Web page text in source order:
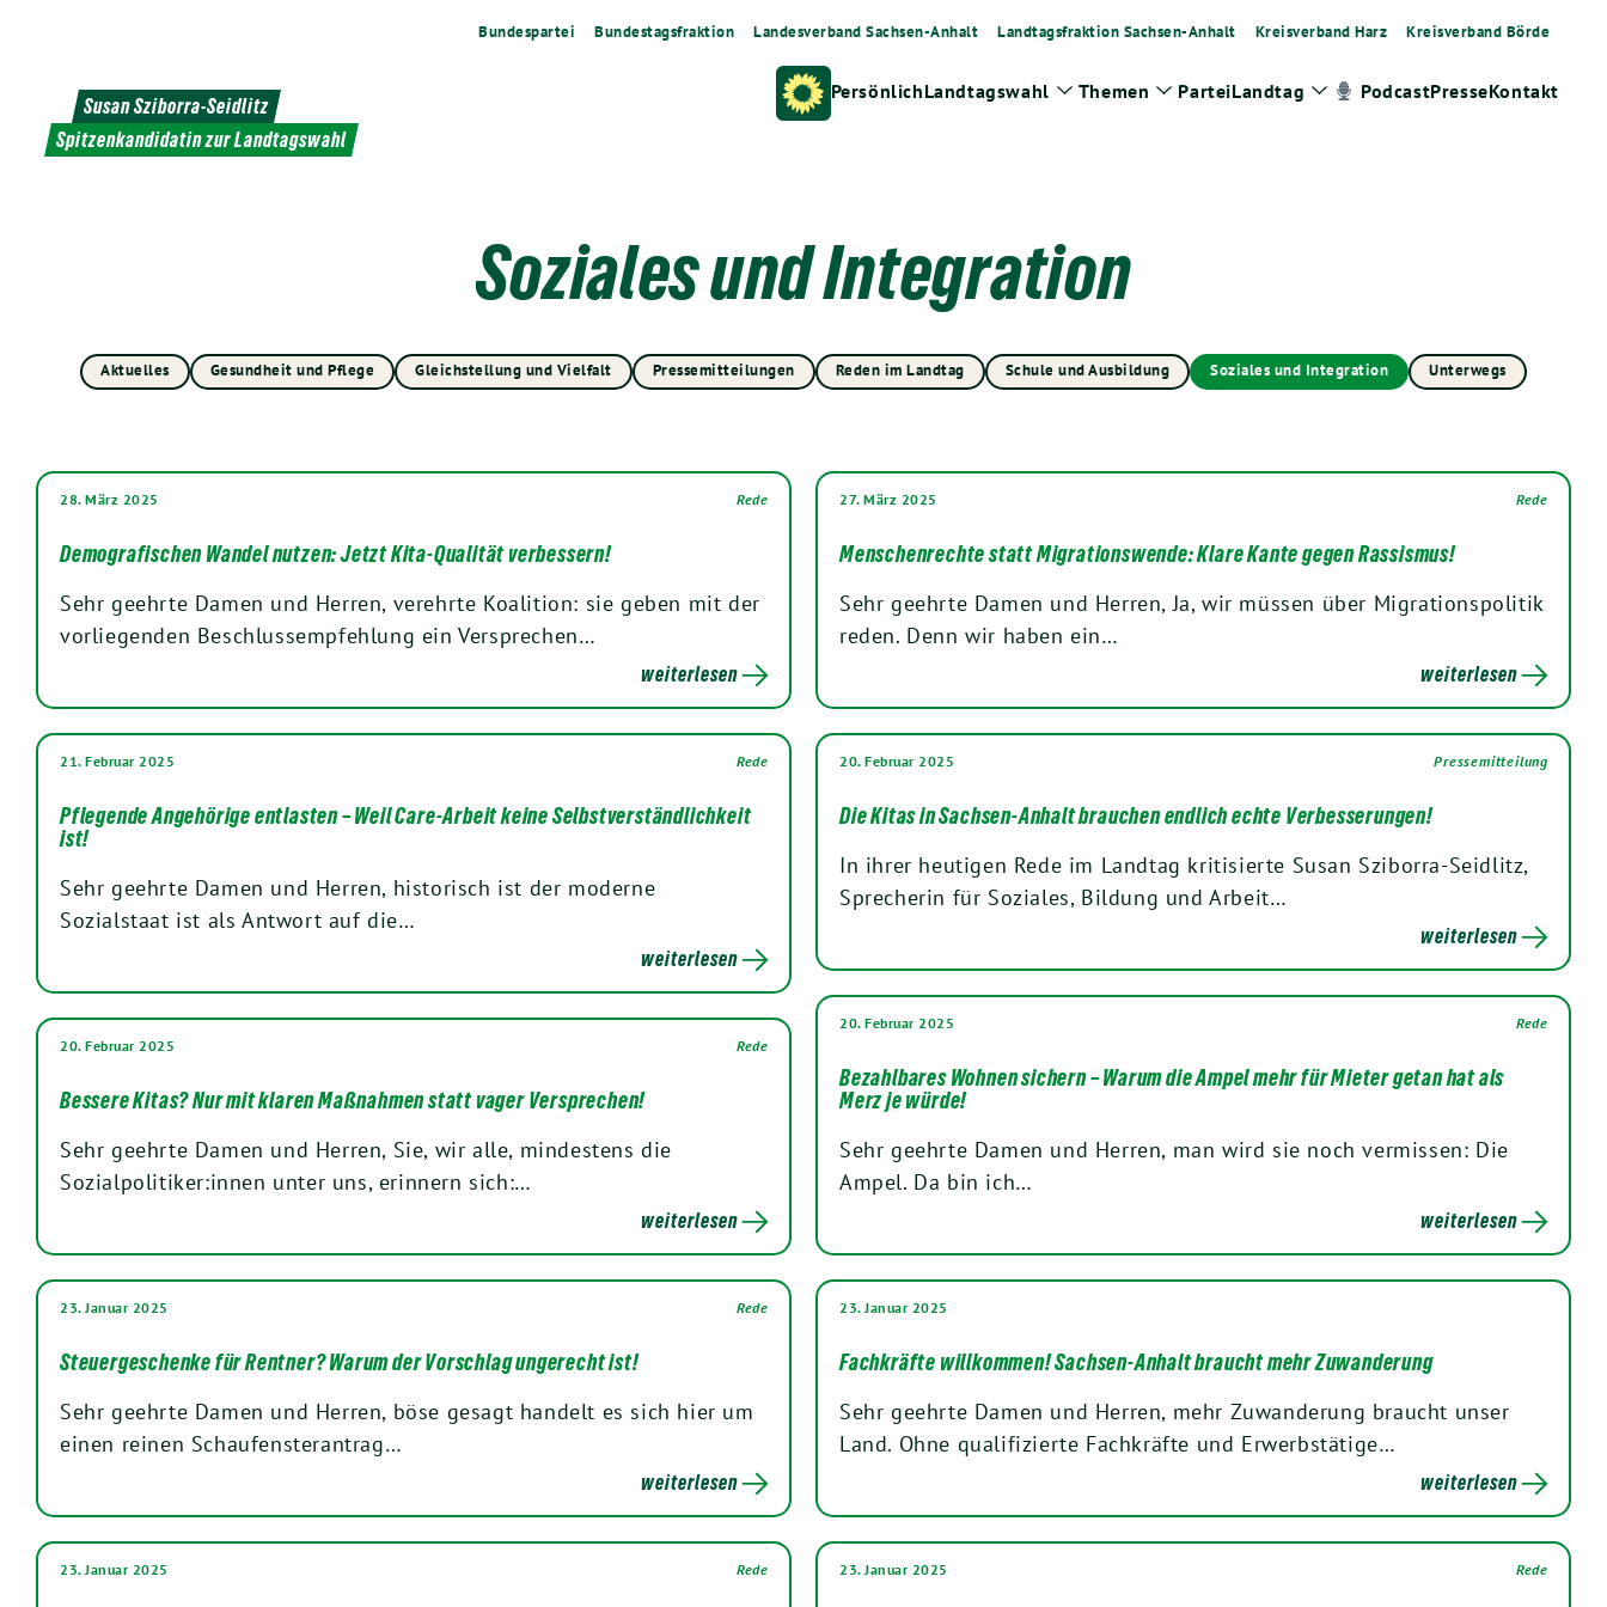
Bundespartei Bundestagsfraktion Landesverband Sachsen-Anhalt Landtagsfraktion Sachsen-Anhalt Kreisverband Harz Kreisverband Börde
Susan Sziborra-Seidlitz
Spitzenkandidatin zur Landtagswahl
PersönlichLandtagswahl Zeige
Themen
Zeige
ParteiLandtag
ZeigePodcastPresseKontakt
Soziales und Integration
Aktuelles Gesundheit und Pflege Gleichstellung und Vielfalt Pressemitteilungen Reden im Landtag Schule und Ausbildung Soziales und Integration Unterwegs
28. März 2025 Rede
Demografischen Wandel nutzen: Jetzt Kita-Qualität verbessern!
Sehr geehrte Damen und Herren, verehrte Koalition: sie geben mit der
vorliegenden Beschlussempfehlung ein Versprechen…
weiterlesen
27. März 2025 Rede
Menschenrechte statt Migrationswende: Klare Kante gegen Rassismus!
Sehr geehrte Damen und Herren, Ja, wir müssen über Migrationspolitik
reden. Denn wir haben ein…
weiterlesen
21. Februar 2025 Rede
Pflegende Angehörige entlasten – Weil Care-Arbeit keine Selbstverständlichkeit
ist!
Sehr geehrte Damen und Herren, historisch ist der moderne
Sozialstaat ist als Antwort auf die…
weiterlesen
20. Februar 2025 Pressemitteilung
Die Kitas in Sachsen-Anhalt brauchen endlich echte Verbesserungen!
In ihrer heutigen Rede im Landtag kritisierte Susan Sziborra-Seidlitz,
Sprecherin für Soziales, Bildung und Arbeit…
weiterlesen
20. Februar 2025 Rede
Bezahlbares Wohnen sichern – Warum die Ampel mehr für Mieter getan hat als
Merz je würde!
Sehr geehrte Damen und Herren, man wird sie noch vermissen: Die
Ampel. Da bin ich…
weiterlesen
20. Februar 2025 Rede
Bessere Kitas? Nur mit klaren Maßnahmen statt vager Versprechen!
Sehr geehrte Damen und Herren, Sie, wir alle, mindestens die
Sozialpolitiker:innen unter uns, erinnern sich:…
weiterlesen
23. Januar 2025 Rede
Steuergeschenke für Rentner? Warum der Vorschlag ungerecht ist!
Sehr geehrte Damen und Herren, böse gesagt handelt es sich hier um
einen reinen Schaufensterantrag…
weiterlesen
23. Januar 2025
Fachkräfte willkommen! Sachsen-Anhalt braucht mehr Zuwanderung
Sehr geehrte Damen und Herren, mehr Zuwanderung braucht unser
Land. Ohne qualifizierte Fachkräfte und Erwerbstätige…
weiterlesen
23. Januar 2025 Rede 23. Januar 2025 Rede